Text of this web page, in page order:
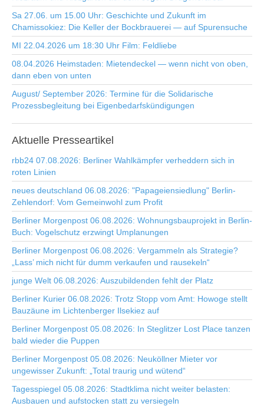
Sa 27.06. um 15.00 Uhr: Geschichte und Zukunft im
Chamissokiez: Die Keller der Bockbrauerei — auf Spurensuche
MI 22.04.2026 um 18:30 Uhr Film: Feldliebe
08.04.2026 Heimstaden: Mietendeckel — wenn nicht von oben,
dann eben von unten
August/ September 2026: Termine für die Solidarische
Prozessbegleitung bei Eigenbedarfskündigungen
Aktuelle Presseartikel
rbb24 07.08.2026: Berliner Wahlkämpfer verheddern sich in
roten Linien
neues deutschland 06.08.2026: "Papageiensiedlung" Berlin-
Zehlendorf: Vom Gemeinwohl zum Profit
Berliner Morgenpost 06.08.2026: Wohnungsbauprojekt in Berlin-
Buch: Vogelschutz erzwingt Umplanungen
Berliner Morgenpost 06.08.2026: Vergammeln als Strategie?
„Lass’ mich nicht für dumm verkaufen und rausekeln“
junge Welt 06.08.2026: Auszubildenden fehlt der Platz
Berliner Kurier 06.08.2026: Trotz Stopp vom Amt: Howoge stellt
Bauzäune im Lichtenberger Ilsekiez auf
Berliner Morgenpost 05.08.2026: In Steglitzer Lost Place tanzen
bald wieder die Puppen
Berliner Morgenpost 05.08.2026: Neuköllner Mieter vor
ungewisser Zukunft: „Total traurig und wütend“
Tagesspiegel 05.08.2026: Stadtklima nicht weiter belasten:
Ausbauen und aufstocken statt zu versiegeln